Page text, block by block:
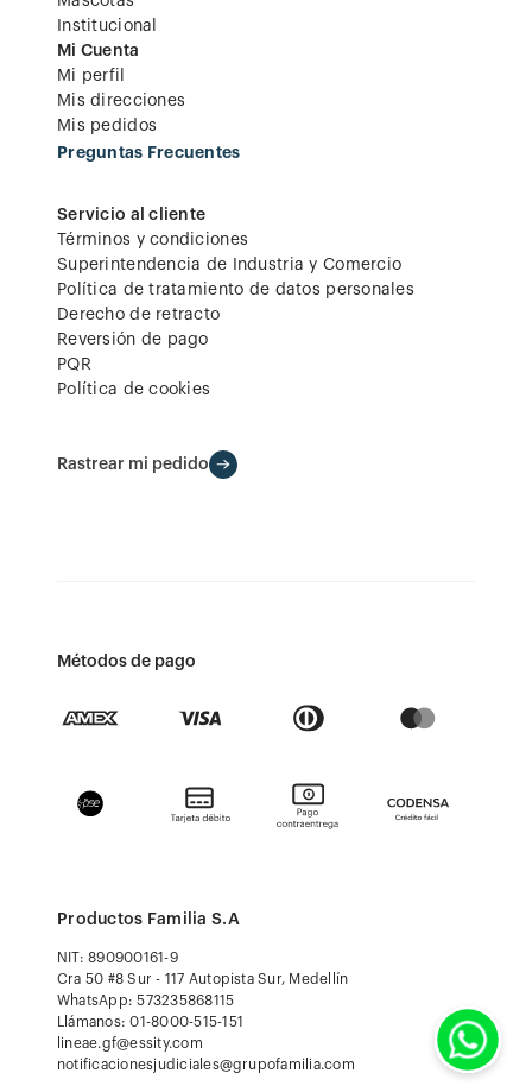
Institucional
Mi Cuenta
Mi perfil
Mis direcciones
Mis pedidos
Preguntas Frecuentes
Servicio al cliente
Términos y condiciones
Superintendencia de Industria y Comercio
Política de tratamiento de datos personales
Derecho de retracto
Reversión de pago
PQR
Política de cookies
Rastrear mi pedido
Métodos de pago
Productos Familia S.A
NIT: 890900161-9
Cra 50 #8 Sur - 117 Autopista Sur, Medellín
WhatsApp: 573235868115
Llámanos: 01-8000-515-151
lineae.gf@essity.com
notificacionesjudiciales@grupofamilia.com